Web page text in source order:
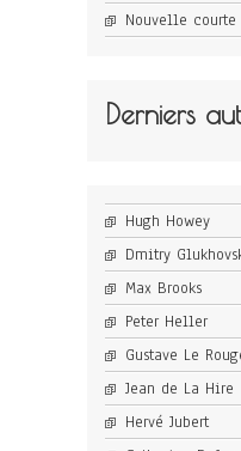
Nouvelle courte
Derniers
Hugh Howey
Dmitry
Max Brooks
Peter Heller
Gustave Le
Jean de La Hire
Hervé Jubert